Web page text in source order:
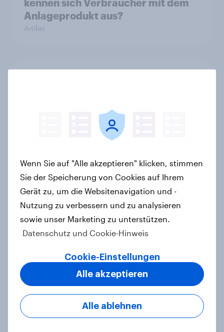
Anlageprodukt aus?
Artikel
Neue YouGov-Studie zum
Bierkonsum in Deutschland – Jeder
Vierte trinkt wöchentlich
alkoholhaltiges Bier, Alkoholfreies
Bier wächst um über 23 Prozent
Pride: Werteorientierte
Verbraucher erwarten von Marken
mehr als Symbolik
Artikel
Wenn Sie auf "Alle akzeptieren" klicken, stimmen
Sie der Speicherung von Cookies auf Ihrem
Gerät zu, um die Websitenavigation und -
Nutzung zu verbessern und zu analysieren
sowie unser Marketing zu unterstützen.
Datenschutz und Cookie-Hinweis
Cookie-Einstellungen
Alle ablehnen
Alle akzeptieren